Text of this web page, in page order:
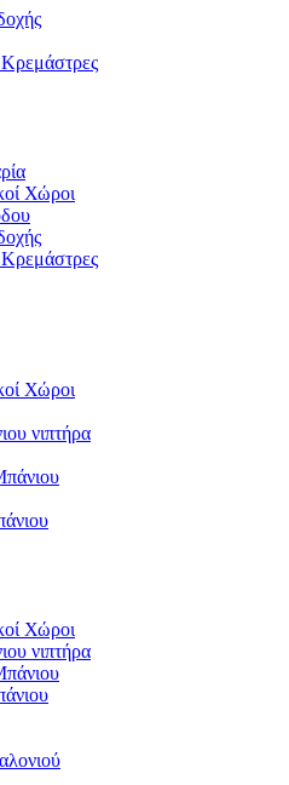
Χώροι
Χώροι
νιπτήρα
Χώροι
νιπτήρα